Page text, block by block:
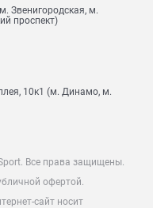
Звенигородская, м.
проспект)
10к1 (м. Динамо, м.
Все права защищены.
офертой.
сайт носит